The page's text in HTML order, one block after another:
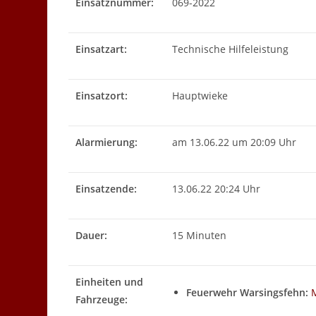
Einsatzart: Technische Hilfeleistung
Einsatzort: Hauptwieke
Alarmierung: am 13.06.22 um 20:09 Uhr
Einsatzende: 13.06.22 20:24 Uhr
Dauer: 15 Minuten
Einheiten und
Fahrzeuge:
Feuerwehr Warsingsfehn: